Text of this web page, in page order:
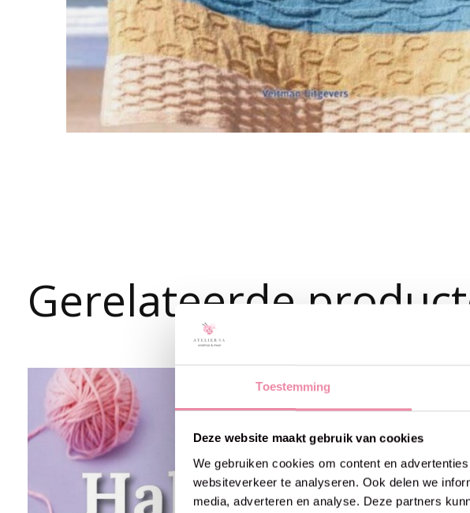
Toestemming
Deze website maakt gebruik van cookies
We gebruiken cookies om content en
websiteverkeer te analyseren. Ook delen we
media, adverteren en analyse. Deze partners
Gerelateerde
Carousel items